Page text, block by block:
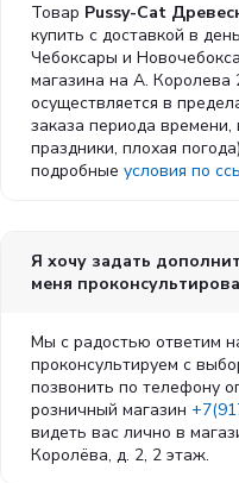
Товар Pussy-Cat
купить с доставкой в
Чебоксары и
магазина на А. Королева
осуществляется в
заказа периода времени,
праздники, плохая
подробные условия по
Я хочу задать
меня
Мы с радостью ответим
проконсультируем с
позвонить по телефону
розничный магазин
видеть вас лично в
Королёва, д. 2, 2 этаж.